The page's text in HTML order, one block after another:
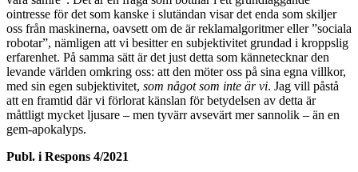
ointresse för det som kanske i slutändan visar det enda som skiljer
oss från maskinerna, oavsett om de är reklamalgoritmer eller ”sociala
robotar”, nämligen att vi besitter en subjektivitet grundad i kroppslig
erfarenhet. På samma sätt är det just detta som kännetecknar den
levande världen omkring oss: att den möter oss på sina egna villkor,
med sin egen subjektivitet, som något som inte är vi. Jag vill påstå
att en framtid där vi förlorat känslan för betydelsen av detta är
måttligt mycket ljusare – men tyvärr avsevärt mer sannolik – än en
gem-apokalyps.
Publ. iRespons 4/2021